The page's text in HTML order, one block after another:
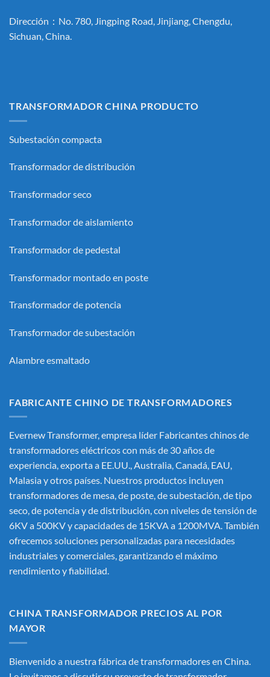
Dirección：No. 780, Jingping Road, Jinjiang, Chengdu,
Sichuan, China.
TRANSFORMADOR CHINA PRODUCTO
Subestación compacta
Transformador de distribución
Transformador seco
Transformador de aislamiento
Transformador de pedestal
Transformador montado en poste
Transformador de potencia
Transformador de subestación
Alambre esmaltado
FABRICANTE CHINO DE TRANSFORMADORES
Evernew Transformer, empresa líder Fabricantes chinos de
transformadores eléctricoscon más de 30 años de
experiencia, exporta a EE.UU., Australia, Canadá, EAU,
Malasia y otros países. Nuestros productos incluyen
transformadores de mesa, de poste, de subestación, de tipo
seco, de potencia y de distribución, con niveles de tensión de
6KV a 500KV y capacidades de 15KVA a 1200MVA. También
ofrecemos soluciones personalizadas para necesidades
industriales y comerciales, garantizando el máximo
rendimiento y fiabilidad.
CHINA TRANSFORMADOR PRECIOS AL POR
MAYOR
Bienvenido a nuestra fábrica de transformadores en China.